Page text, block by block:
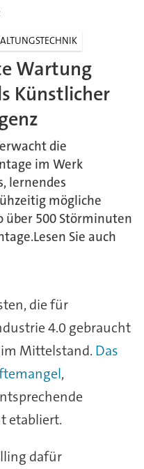
Wartung
Künstlicher
die
im Werk
lernendes
mögliche
über 500 Störminuten
Sie auch
die für
4.0 gebraucht
Mittelstand. Das
,
etabliert.
dafür